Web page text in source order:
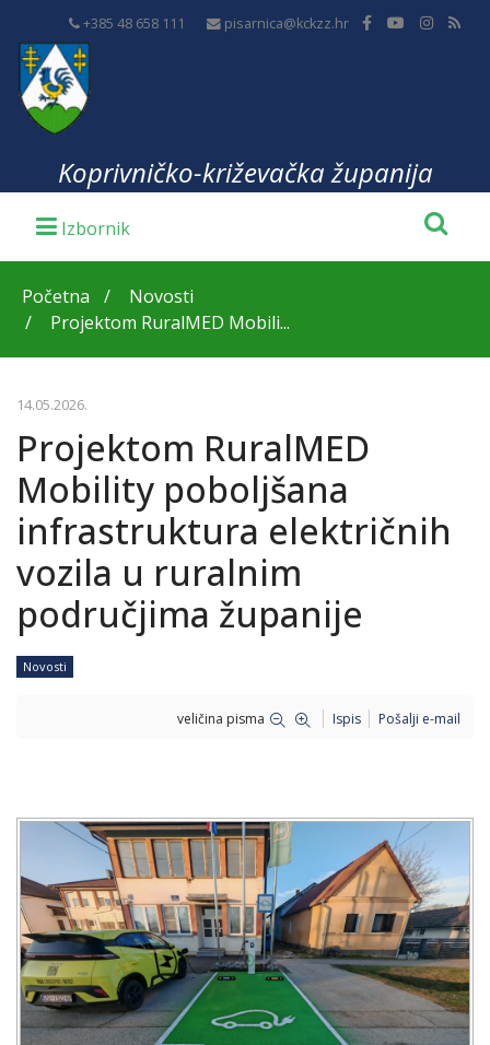
+385 48 658 111 pisarnica@kckzz.hr
Koprivničko-križevačka županija
Početna
Novosti
Projektom RuralMED Mobili...
14.05.2026.
Projektom RuralMED
Mobility poboljšana
infrastruktura električnih
vozila u ruralnim
područjima županije
Novosti
veličina pisma Ispis Pošalji e-mail